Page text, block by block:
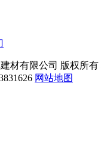
材有限公司 版权所
网站地图